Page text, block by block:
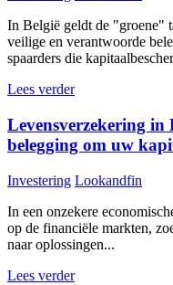
In België geldt de "groene"
veilige en verantwoorde
spaarders die
Lees verder
Levensverzekering in
belegging om uw
Investering Lookandfin
In een onzekere
op de financiële markten,
naar oplossingen...
Lees verder